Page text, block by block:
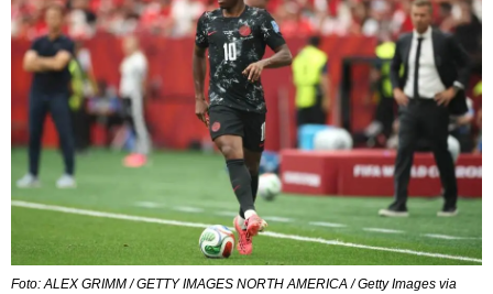
Foto: ALEX GRIMM / GETTY IMAGES NORTH AMERICA / Getty Images via